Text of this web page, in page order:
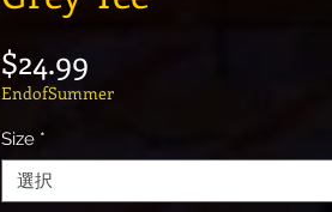
$24.99
EndofSummer
Size *
選択